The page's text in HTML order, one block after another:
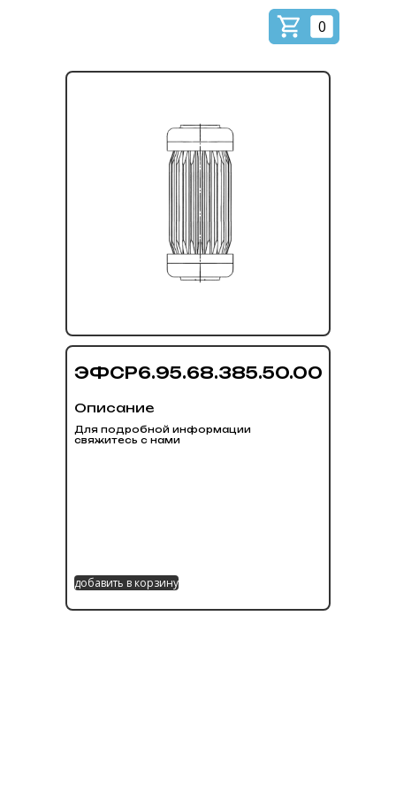
0
ЭФСР6.95.68.385.50.00
Описание
Для подробной информации
свяжитесь с нами
добавить в корзину